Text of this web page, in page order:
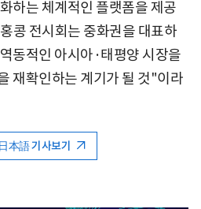
하는 체계적인 플랫폼을 제공
콩 전시회는 중화권을 대표하
동적인 아시아·태평양 시장을
재확인하는 계기가 될 것"이라
日本語 기사보기